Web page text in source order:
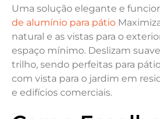
Uma solução elegante e
de alumínio para pátio
natural e as vistas para o
espaço mínimo. Deslizam
trilho, sendo perfeitas para
com vista para o jardim em
e edifícios comerciais.